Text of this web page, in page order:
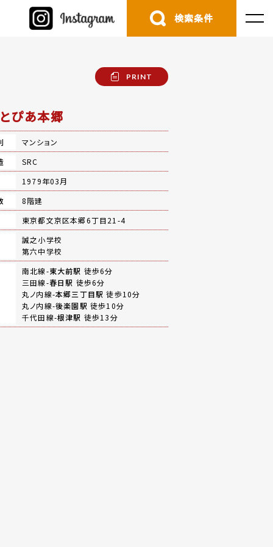
検索条件
PRINT
ぴあ本郷
マンション
SRC
1979年03月
8階建
東京都文京区本郷6丁目21-4
誠之小学校
第六中学校
南北線-東大前駅 徒歩6分
三田線-春日駅 徒歩6分
丸ノ内線-本郷三丁目駅 徒歩10分
丸ノ内線-後楽園駅 徒歩10分
千代田線-根津駅 徒歩13分